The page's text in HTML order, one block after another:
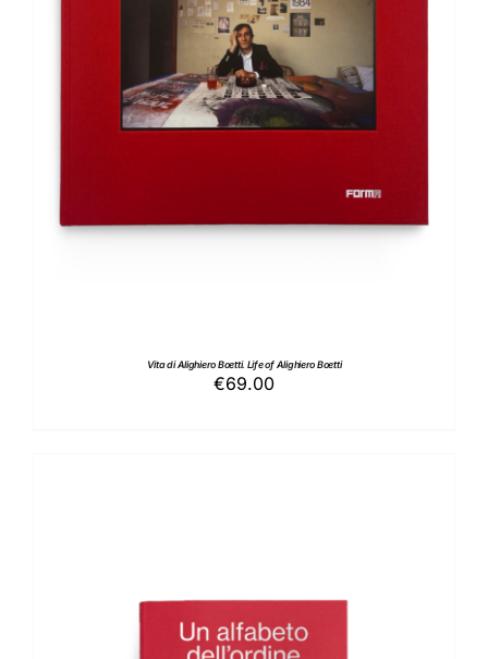
AGGIUNGI AL CARRELLO
Vita di Alighiero Boetti. Life of Alighiero Boetti
€69.00